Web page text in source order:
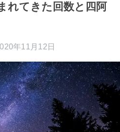
れてきた回数と四阿
年11月12日